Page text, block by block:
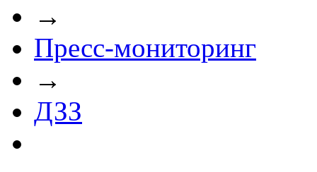
→
Пресс-мониторинг
→
ДЗЗ